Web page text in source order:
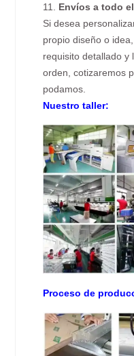
11. Envíos a todo
Si desea
propio diseño o
requisito detallado y
orden, cotizaremos
podamos.
Nuestro taller:
Proceso de